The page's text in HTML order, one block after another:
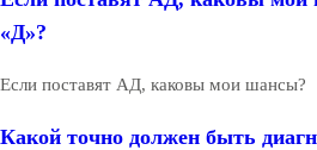
«Д»?
Если поставят АД, каковы мои шансы?
Какой точно должен быть